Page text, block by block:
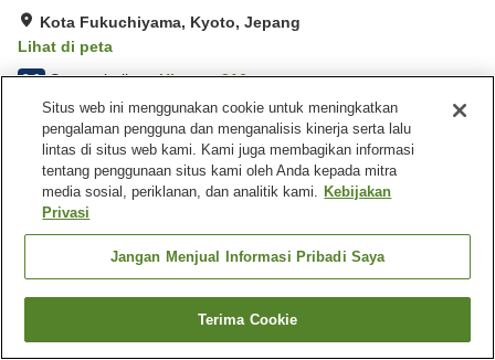
Kota Fukuchiyama, Kyoto, Jepang
Lihat di peta
3.9 Sangat baik Ulasan:316
Fasilitas properti
Tempat parkir
Spa / Salon kecantikan
Restoran
Kafe
Jepang Kyoto
Kota Fukuchiyama
Fukuchiyama Sun Hotel
Cari kamar
Situs web ini menggunakan cookie untuk meningkatkan
pengalaman pengguna dan menganalisis kinerja serta lalu
lintas di situs web kami. Kami juga membagikan informasi
tentang penggunaan situs kami oleh Anda kepada mitra
media sosial, periklanan, dan analitik kami. Kebijakan
Privasi
Jangan Menjual Informasi Pribadi Saya
Terima Cookie